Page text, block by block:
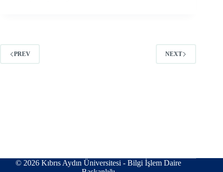
PREV NEXT
© 2026 Kıbrıs Aydın Üniversitesi - Bilgi İşlem Daire